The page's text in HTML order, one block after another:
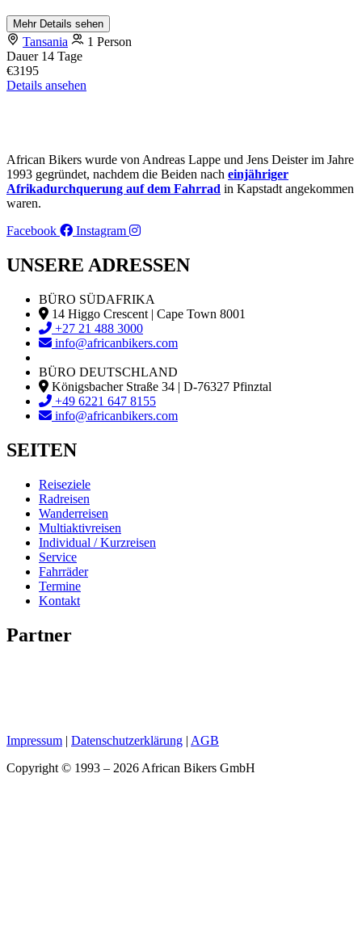
Mehr Details sehen
Tansania
1 Person
Dauer 14 Tage
€3195
Details ansehen
African Bikers wurde von Andreas Lappe und Jens Deister im Jahre
1993 gegründet, nachdem die Beiden nach einjähriger
Afrikadurchquerung auf dem Fahrrad in Kapstadt angekommen
waren.
Facebook
Instagram
UNSERE ADRESSEN
BÜRO SÜDAFRIKA
14 Higgo Crescent | Cape Town 8001
+27 21 488 3000
info@africanbikers.com
BÜRO DEUTSCHLAND
Königsbacher Straße 34 | D-76327 Pfinztal
+49 6221 647 8155
info@africanbikers.com
SEITEN
Reiseziele
Radreisen
Wanderreisen
Multiaktivreisen
Individual / Kurzreisen
Service
Fahrräder
Termine
Kontakt
Partner
Impressum | Datenschutzerklärung | AGB
Copyright © 1993 – 2026 African Bikers GmbH